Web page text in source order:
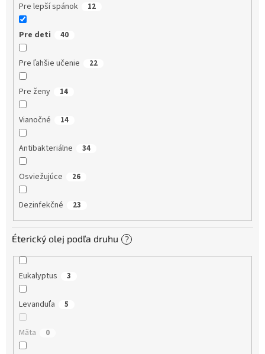
Pre lepší spánok 12
Pre deti 40
Pre ľahšie učenie 22
Pre ženy 14
Vianočné 14
Antibakteriálne 34
Osviežujúce 26
Dezinfekčné 23
Éterický olej podľa druhu ?
Eukalyptus 3
Levanduľa 5
Mäta 0